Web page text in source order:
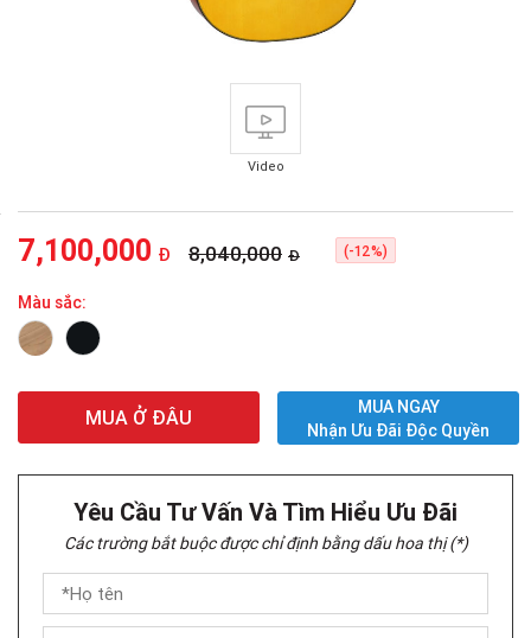
Video
7,100,000 Đ 8,040,000 Đ (-12%)
Màu sắc:
MUA Ở ĐÂU
MUA NGAY
Nhận Ưu Đãi Độc Quyền
Yêu Cầu Tư Vấn Và Tìm Hiểu Ưu Đãi
Các trường bắt buộc được chỉ định bằng dấu hoa thị (*)